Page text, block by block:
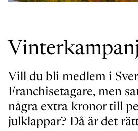
Vill du bli medlem i
Franchisetagare, men
några extra kronor till
julklappar? Då är det